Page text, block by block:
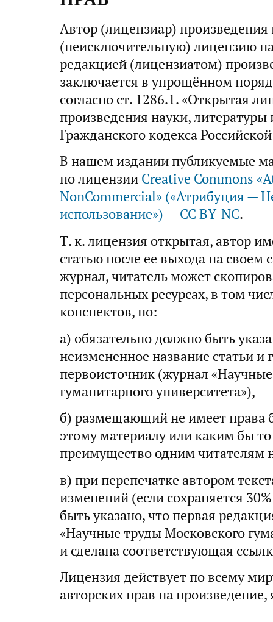
Автор (лицензиар) произведения
(неисключительную) лицензию
редакцией (лицензиатом)
заключается в упрощённом
согласно ст. 1286.1. «Открытая
произведения науки, литературы
Гражданского кодекса
В нашем издании публикуемые
по лицензии Creative Commons
NonCommercial» («Атрибуция —
использование») — CC BY-NC.
Т. к. лицензия открытая, автор
статью после ее выхода на своем
журнал, читатель может
персональных ресурсах, в том
конспектов, но:
а) обязательно должно быть
неизмененное название статьи и
первоисточник (журнал
гуманитарного университета»),
б) размещающий не имеет права
этому материалу или каким бы
преимущество одним читателям
в) при перепечатке автором
изменений (если сохраняется
быть указано, что первая
«Научные труды Московского
и сделана соответствующая
Лицензия действует по всему
авторских прав на